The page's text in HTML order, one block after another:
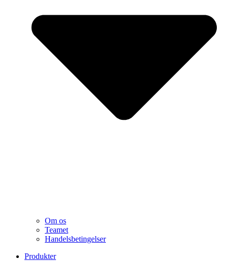
Om os
Teamet
Handelsbetingelser
Produkter